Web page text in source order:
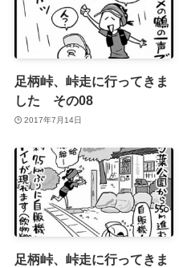
足柄峠、峠走に行ってきま
した その08
2017年7月14日
足柄峠、峠走に行ってきま